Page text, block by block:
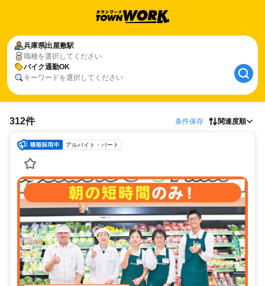
兵庫県出屋敷駅
職種を選択してください
バイク通勤OK
キーワードを選択してください
312件 条件保存 関連度順
アルバイト・パート